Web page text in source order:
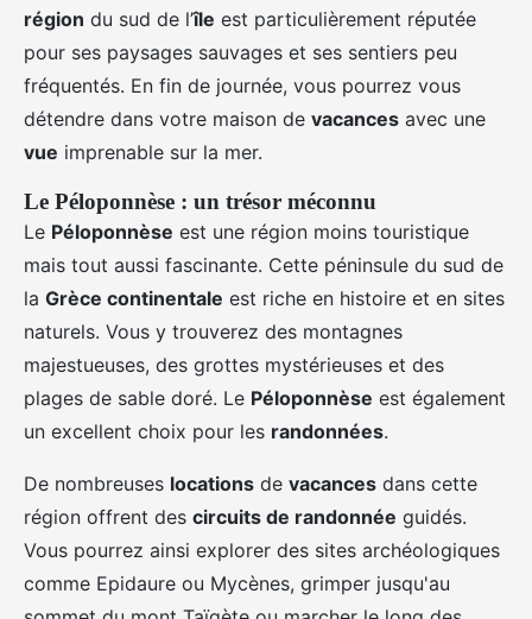
région du sud de l’île est particulièrement réputée
pour ses paysages sauvages et ses sentiers peu
fréquentés. En fin de journée, vous pourrez vous
détendre dans votre maison de vacances avec une
vue imprenable sur la mer.
Le Péloponnèse : un trésor méconnu
Le Péloponnèse est une région moins touristique
mais tout aussi fascinante. Cette péninsule du sud de
la Grèce continentale est riche en histoire et en sites
naturels. Vous y trouverez des montagnes
majestueuses, des grottes mystérieuses et des
plages de sable doré. Le Péloponnèse est également
un excellent choix pour les randonnées.
De nombreuses locations de vacances dans cette
région offrent des circuits de randonnée guidés.
Vous pourrez ainsi explorer des sites archéologiques
comme Epidaure ou Mycènes, grimper jusqu'au